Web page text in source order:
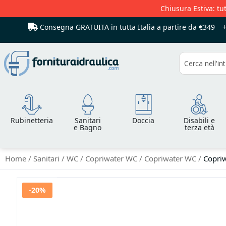
Chiusura Estiva:
Consegna GRATUITA in tutta Italia a partire da €349
Cerca
Rubinetteria Sanitari
e Bagno
Doccia Disabili e
terza età
Home Sanitari WC Copriwater WC Copriwater WC
Vai
-20%